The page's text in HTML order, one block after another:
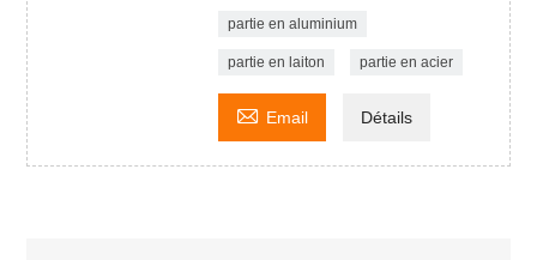
partie en aluminium
partie en laiton partie en acier
 Email Détails